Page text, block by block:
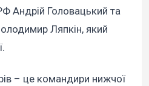
Андрій Головацький та
Ляпкін, який
– це командири нижчої